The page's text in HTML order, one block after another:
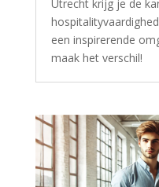
Utrecht krijg je de
een inspirerende
maak het verschil!